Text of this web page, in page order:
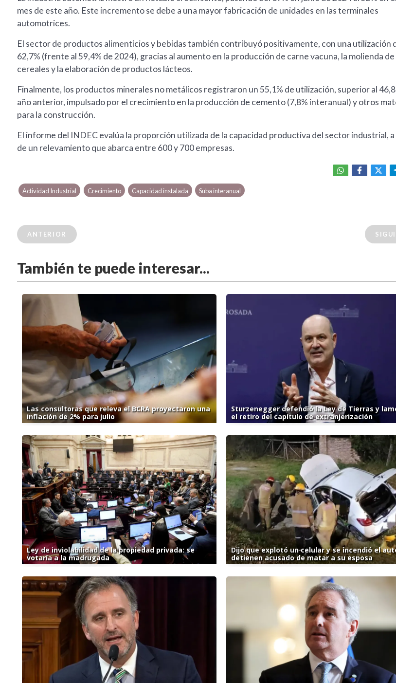
mes de este año. Este incremento se debe a una mayor fabricación de unidades en las terminales
automotrices.
El sector de productos alimenticios y bebidas también contribuyó positivamente, con una utilización
62,7% (frente al 59,4% de 2024), gracias al aumento en la producción de carne vacuna, la molienda de
cereales y la elaboración de productos lácteos.
Finalmente, los productos minerales no metálicos registraron un 55,1% de utilización, superior al
año anterior, impulsado por el crecimiento en la producción de cemento (7,8% interanual) y otros
para la construcción.
El informe del INDEC evalúa la proporción utilizada de la capacidad productiva del sector industrial,
de un relevamiento que abarca entre 600 y 700 empresas.
Actividad Industrial Crecimiento Capacidad instalada Suba interanual
ANTERIOR
También te puede interesar...
Las consultoras que releva el BCRA proyectaron una
inflación de 2% para julio
Sturzenegger defendió la Ley de Tierras y
el retiro del capítulo de extranjerización
Ley de inviolabilidad de la propiedad privada: se
votaría a la madrugada
Dijo que explotó un celular y se incendió el
detienen acusado de matar a su esposa